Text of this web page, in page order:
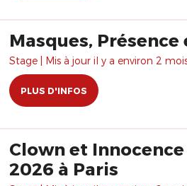
Masques, Présence
Stage | Mis à jour il y a environ 2
PLUS D'INFOS
Clown et Innocence / 20 & 21
2026 à Paris